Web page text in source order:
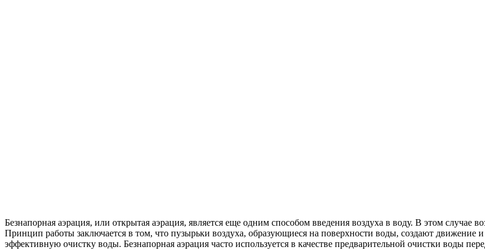
Безнапорная аэрация, или открытая аэрация, является еще одним способом введения воздуха в воду. В этом случае
Принцип работы заключается в том, что пузырьки воздуха, образующиеся на поверхности воды, создают движение
эффективную очистку воды. Безнапорная аэрация часто используется в качестве предварительной очистки воды